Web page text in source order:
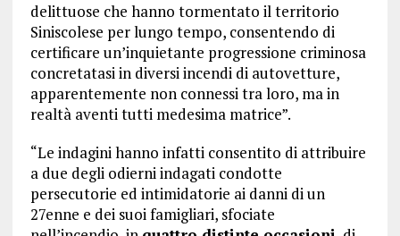
delittuose che hanno tormentato il territorio
Siniscolese per lungo tempo, consentendo di
certificare un’inquietante progressione criminosa
concretatasi in diversi incendi di autovetture,
apparentemente non connessi tra loro, ma in
realtà aventi tutti medesima matrice”.
“Le indagini hanno infatti consentito di attribuire
a due degli odierni indagati condotte
persecutorie ed intimidatorie ai danni di un
27enne e dei suoi famigliari, sfociate